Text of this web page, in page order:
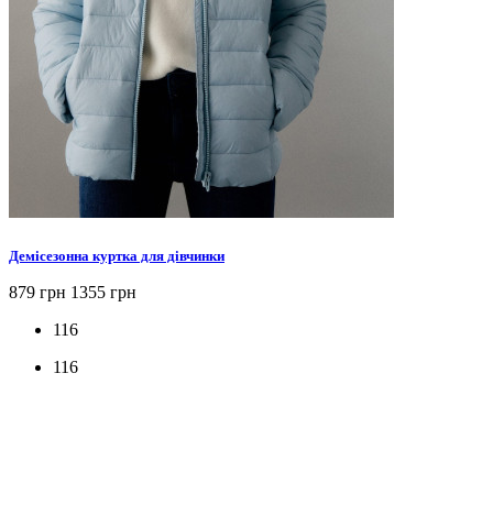
Демісезонна куртка для дівчинки
879 грн 1355 грн
116
116